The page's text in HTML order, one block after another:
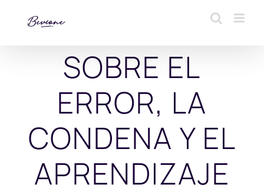
SOBRE EL
ERROR, LA
CONDENA Y EL
APRENDIZAJE